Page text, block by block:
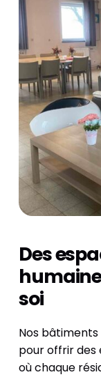
Des
soi
Nos
pour offrir des
où chaque